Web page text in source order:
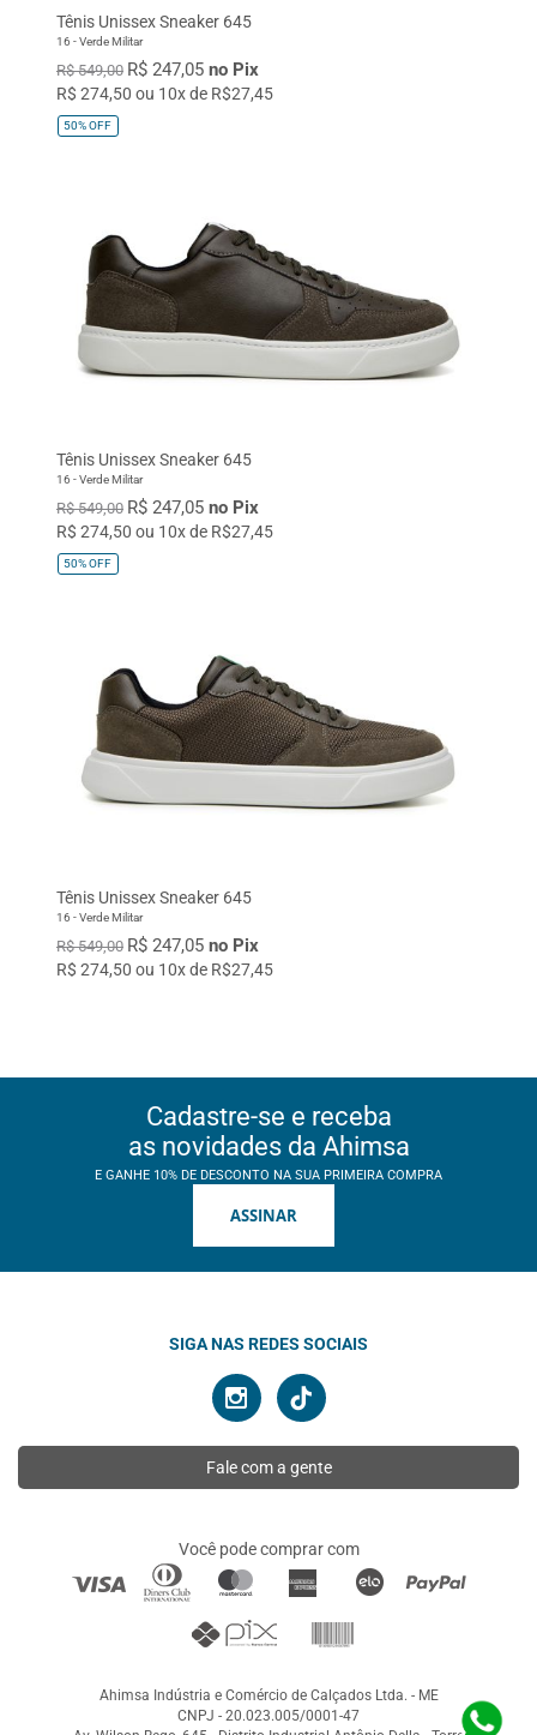
Tênis Unissex Sneaker 645
16 - Verde Militar
R$ 549,00 R$ 247,05 no Pix
R$ 274,50 ou 10x de R$27,45
50%OFF
Tênis Unissex Sneaker 645
16 - Verde Militar
R$ 549,00 R$ 247,05 no Pix
R$ 274,50 ou 10x de R$27,45
50%OFF
Tênis Unissex Sneaker 645
16 - Verde Militar
R$ 549,00 R$ 247,05 no Pix
R$ 274,50 ou 10x de R$27,45
Cadastre-se e receba
as novidades da Ahimsa
E GANHE 10% DE DESCONTO NA SUA PRIMEIRA COMPRA
ASSINAR
SIGA NAS REDES SOCIAIS
Fale com a gente
Você pode comprar com
Ahimsa Indústria e Comércio de Calçados Ltda. - ME
CNPJ - 20.023.005/0001-47